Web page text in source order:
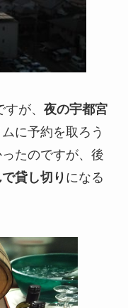
が、 夜の宇都宮
に予約を取ろう
たのですが、後
貸し切りになる